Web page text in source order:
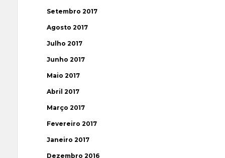
Setembro 2017
Agosto 2017
Julho 2017
Junho 2017
Maio 2017
Abril 2017
Março 2017
Fevereiro 2017
Janeiro 2017
Dezembro 2016